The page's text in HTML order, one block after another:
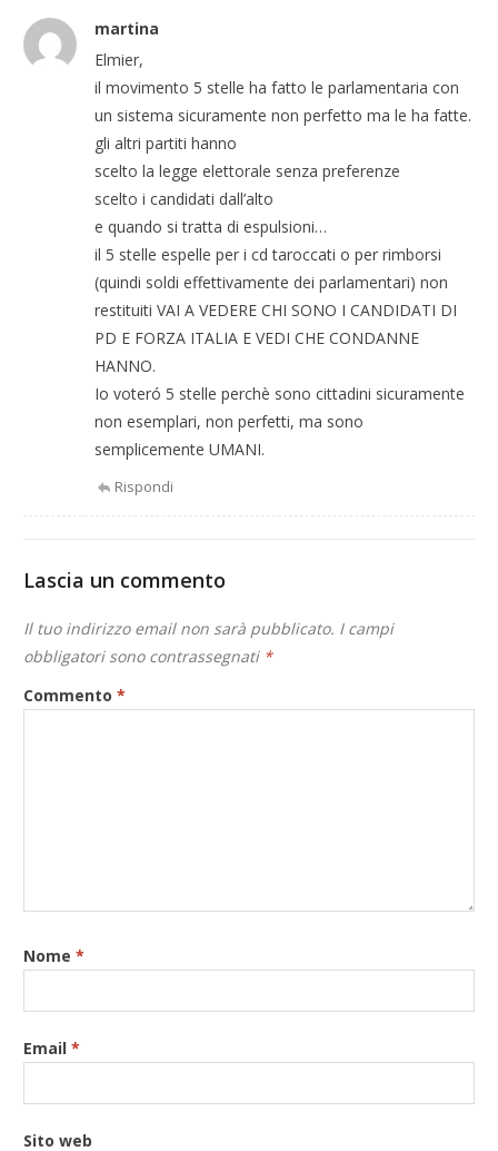
martina
Elmier,
il movimento 5 stelle ha fatto le parlamentaria con
un sistema sicuramente non perfetto ma le ha fatte.
gli altri partiti hanno
scelto la legge elettorale senza preferenze
scelto i candidati dall’alto
e quando si tratta di espulsioni…
il 5 stelle espelle per i cd taroccati o per rimborsi
(quindi soldi effettivamente dei parlamentari) non
restituiti VAI A VEDERE CHI SONO I CANDIDATI DI
PD E FORZA ITALIA E VEDI CHE CONDANNE
HANNO.
Io voteró 5 stelle perchè sono cittadini sicuramente
non esemplari, non perfetti, ma sono
semplicemente UMANI.
Rispondi
Lascia un commento
Il tuo indirizzo email non sarà pubblicato. I campi
obbligatori sono contrassegnati *
Commento*
Nome*
Email*
Sito web